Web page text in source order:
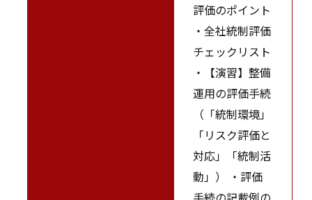
評価のポイント
・全社統制評価
チェックリスト
・【演習】整備
運用の評価手続
（「統制環境」
「リスク評価と
対応」「統制活
動」） ・評価